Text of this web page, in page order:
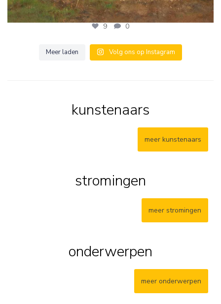
9 0
Meer laden Volg ons op Instagram
kunstenaars
meer kunstenaars
stromingen
meer stromingen
onderwerpen
meer onderwerpen